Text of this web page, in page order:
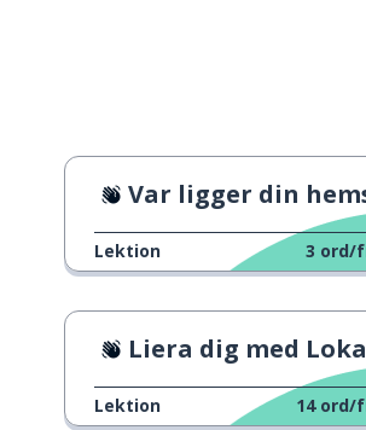
Var ligger din
Lektion 3 ord/
Liera dig med
Lektion 14 ord/